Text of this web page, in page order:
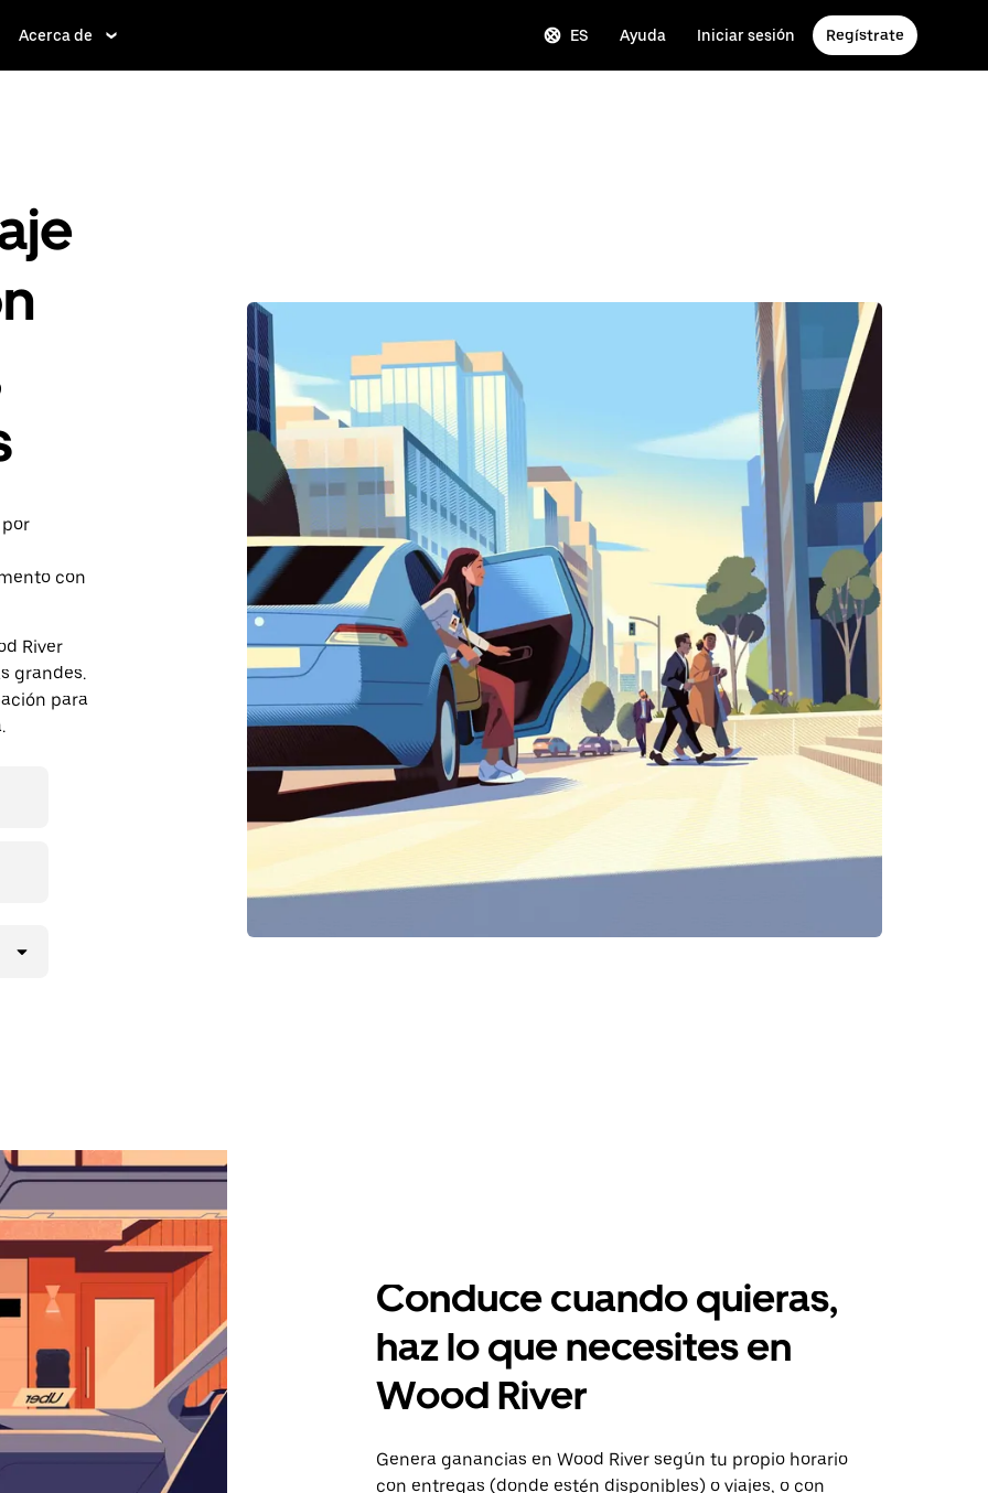
Acerca de ES Ayuda Iniciar sesión Regístrate
con
River
grandes.
para
Conduce cuando quieras,
haz lo que necesites en
Wood River
Genera ganancias en Wood River según tu propio horario
con entregas (donde estén disponibles) o viajes, o con